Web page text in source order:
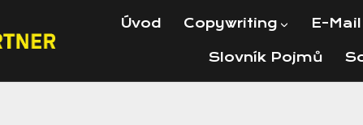
Úvod Copywriting E-
Slovník Pojmů